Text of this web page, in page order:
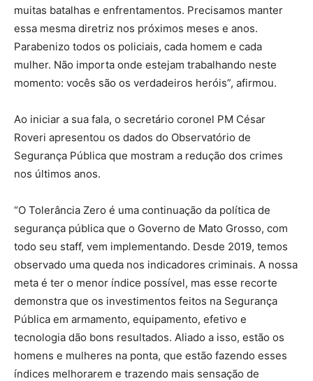
muitas batalhas e enfrentamentos. Precisamos manter
essa mesma diretriz nos próximos meses e anos.
Parabenizo todos os policiais, cada homem e cada
mulher. Não importa onde estejam trabalhando neste
momento: vocês são os verdadeiros heróis”, afirmou.
Ao iniciar a sua fala, o secretário coronel PM César
Roveri apresentou os dados do Observatório de
Segurança Pública que mostram a redução dos crimes
nos últimos anos.
“O Tolerância Zero é uma continuação da política de
segurança pública que o Governo de Mato Grosso, com
todo seu staff, vem implementando. Desde 2019, temos
observado uma queda nos indicadores criminais. A nossa
meta é ter o menor índice possível, mas esse recorte
demonstra que os investimentos feitos na Segurança
Pública em armamento, equipamento, efetivo e
tecnologia dão bons resultados. Aliado a isso, estão os
homens e mulheres na ponta, que estão fazendo esses
índices melhorarem e trazendo mais sensação de